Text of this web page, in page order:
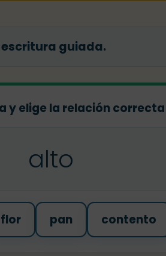
guiada.
y elige la relación correcta
alto
flor pan contento